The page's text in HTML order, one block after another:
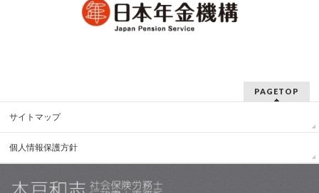
PAGETOP
サイトマップ
個人情報保護方針